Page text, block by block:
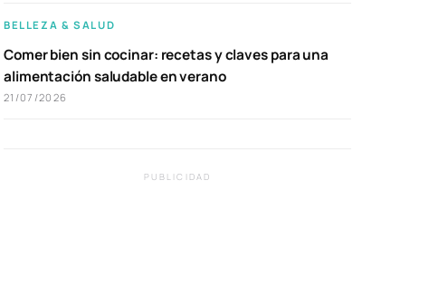
BELLEZA & SALUD
Comer bien sin cocinar: recetas y claves para una
alimentación saludable en verano
21/07/2026
PUBLICIDAD